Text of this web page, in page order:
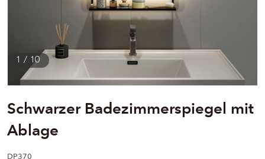
Schwarzer Badezimmerspiegel mit
Ablage
DP370
1 / 10